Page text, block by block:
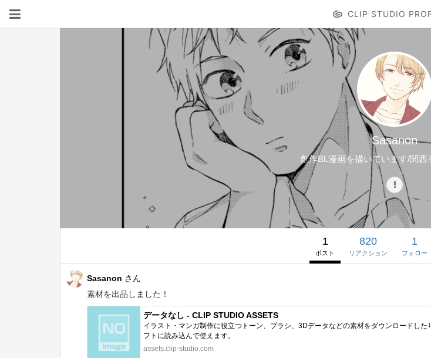
CLIP STUDIO
Sasanon
創作BL漫画を描いています/関西
1
ポスト
820
リアクション
1
フォロー
Sasanon さん
素材を出品しました！
データなし - CLIP STUDIO ASSETS
イラスト・マンガ制作に役立つトーン、ブラシ、3Dデータなどの素材をダウンロードし
フトに読み込んで使えます。
assets.clip-studio.com